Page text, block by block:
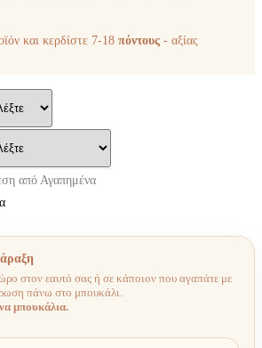
και κερδίστε 7-18 πόντους - αξίας
από Αγαπημένα
στον εαυτό σας ή σε κάποιον που αγαπάτε με
πάνω στο μπουκάλι.
μπουκάλια.